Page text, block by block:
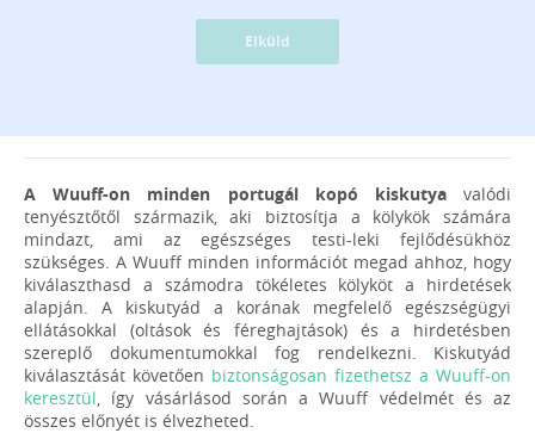
Elküld
A Wuuff-on minden portugál kopó kiskutyavalódi
tenyésztőtől származik, aki biztosítja a kölykök számára
mindazt, ami az egészséges testi-leki fejlődésükhöz
szükséges. A Wuuff minden információt megad ahhoz, hogy
kiválaszthasd a számodra tökéletes kölyköt a hirdetések
alapján. A kiskutyád a korának megfelelő egészségügyi
ellátásokkal (oltások és féreghajtások) és a hirdetésben
szereplő dokumentumokkal fog rendelkezni. Kiskutyád
kiválasztását követően biztonságosan fizethetsz a Wuuff-on
keresztül , így vásárlásod során a Wuuff védelmét és az
összes előnyét is élvezheted.